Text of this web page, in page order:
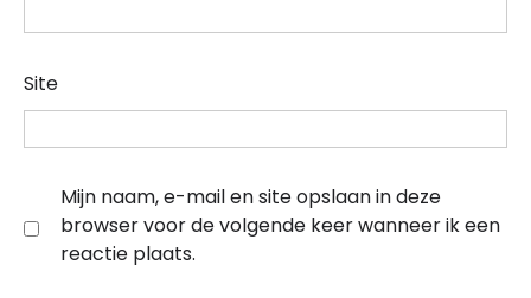
Site
Mijn naam, e-mail en site opslaan in deze
browser voor de volgende keer wanneer ik een
reactie plaats.